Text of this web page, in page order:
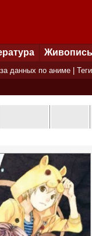
Живопись
данных по аниме Теги